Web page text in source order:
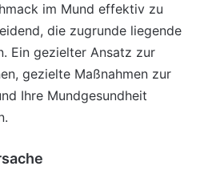
im Mund effektiv zu
die zugrunde liegende
Ein gezielter Ansatz zur
gezielte Maßnahmen zur
Ihre Mundgesundheit